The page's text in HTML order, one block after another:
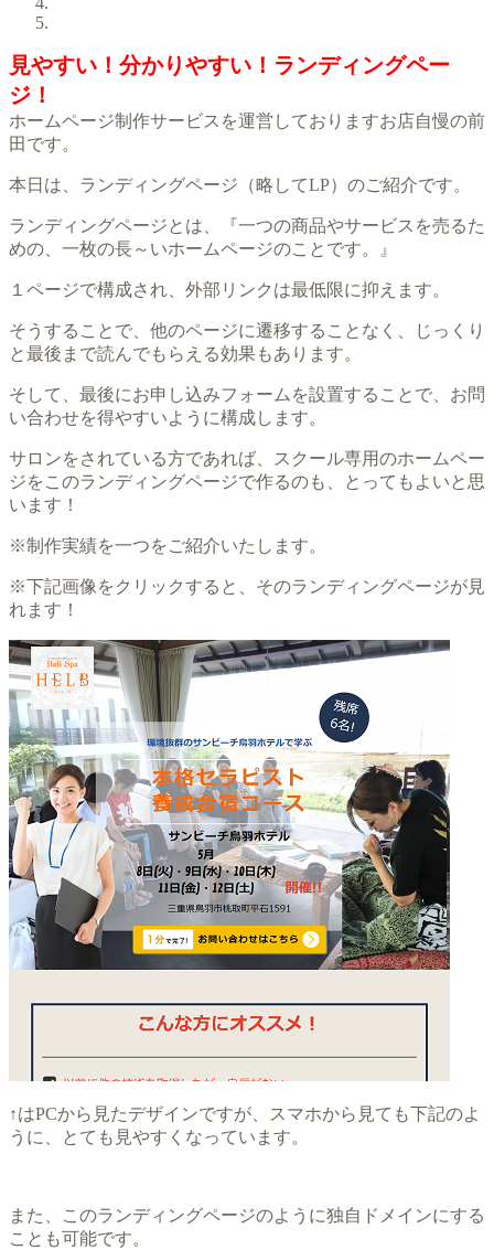
見やすい！分かりやすい！ランディングペー
ジ！
ホームページ制作サービスを運営しておりますお店自慢の前
田です。
本日は、ランディングページ（略してLP）のご紹介です。
ランディングページとは、『一つの商品やサービスを売るた
めの、一枚の長～いホームページのことです。』
１ページで構成され、外部リンクは最低限に抑えます。
そうすることで、他のページに遷移することなく、じっくり
と最後まで読んでもらえる効果もあります。
そして、最後にお申し込みフォームを設置することで、お問
い合わせを得やすいように構成します。
サロンをされている方であれば、スクール専用のホームペー
ジをこのランディングページで作るのも、とってもよいと思
います！
※制作実績を一つをご紹介いたします。
※下記画像をクリックすると、そのランディングページが見
れます！
↑はPCから見たデザインですが、スマホから見ても下記のよ
うに、とても見やすくなっています。
また、このランディングページのように独自ドメインにする
ことも可能です。